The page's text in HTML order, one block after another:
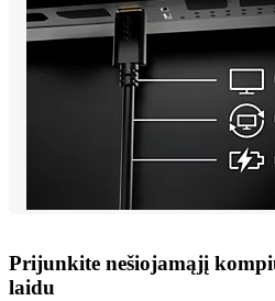
Prijunkite nešiojamąjį
laidu